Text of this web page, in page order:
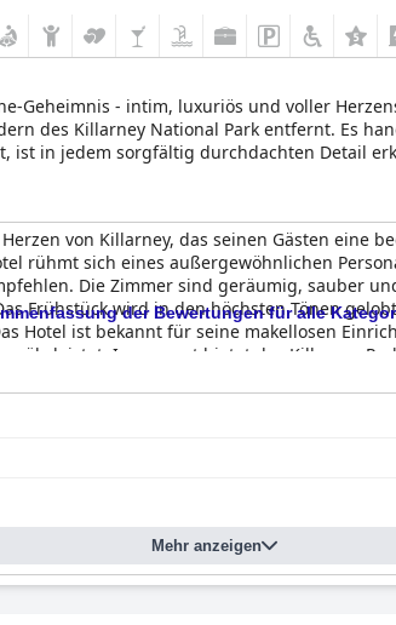
Geheimnis - intim, luxuriös und voller
des Killarney National Park entfernt. Es
ist in jedem sorgfältig durchdachten Detail
kreativen, saisonalen Menüs in den Bars
von Killarney, das seinen Gästen eine
rühmt sich eines außergewöhnlichen
Die Zimmer sind geräumig, sauber
Frühstück wird in den höchsten Tönen
Hotel ist bekannt für seine makellosen
Insgesamt bietet das Killarney
Kundenservice.
der Bewertungen für alle
Mehr anzeigen